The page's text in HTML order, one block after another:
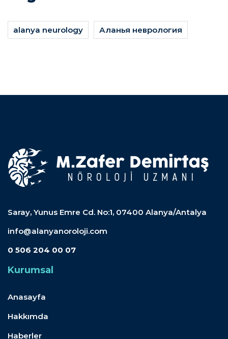
alanya neurology Аланья неврология
Saray, Yunus Emre Cd. No:1, 07400 Alanya/Antalya
info@alanyanoroloji.com
0 506 204 00 07
Kurumsal
Anasayfa
Hakkımda
Haberler